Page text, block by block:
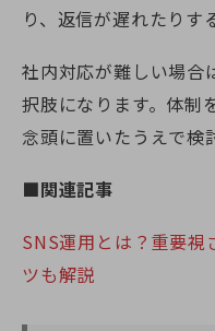
り、返信が遅れたりす
社内対応が難しい場合
択肢になります。体制
念頭に置いたうえで検
■関連記事
SNS運用とは？重要視
ツも解説